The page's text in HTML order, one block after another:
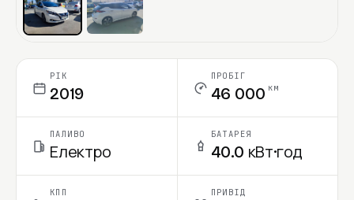
РІК
2019
ПРОБІГ
46 000 км
ПАЛИВО
Електро
БАТАРЕЯ
40.0 кВт·год
КПП ПРИВІД